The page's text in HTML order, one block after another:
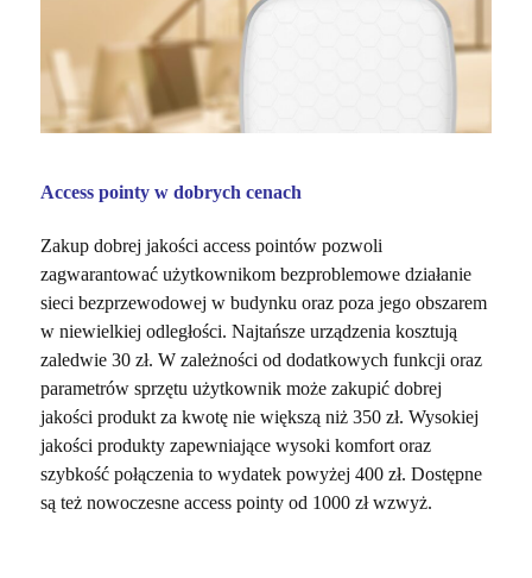
Access pointy w dobrych cenach
Zakup dobrej jakości access pointów pozwoli
zagwarantować użytkownikom bezproblemowe działanie
sieci bezprzewodowej w budynku oraz poza jego obszarem
w niewielkiej odległości. Najtańsze urządzenia kosztują
zaledwie 30 zł. W zależności od dodatkowych funkcji oraz
parametrów sprzętu użytkownik może zakupić dobrej
jakości produkt za kwotę nie większą niż 350 zł. Wysokiej
jakości produkty zapewniające wysoki komfort oraz
szybkość połączenia to wydatek powyżej 400 zł. Dostępne
są też nowoczesne access pointy od 1000 zł wzwyż.